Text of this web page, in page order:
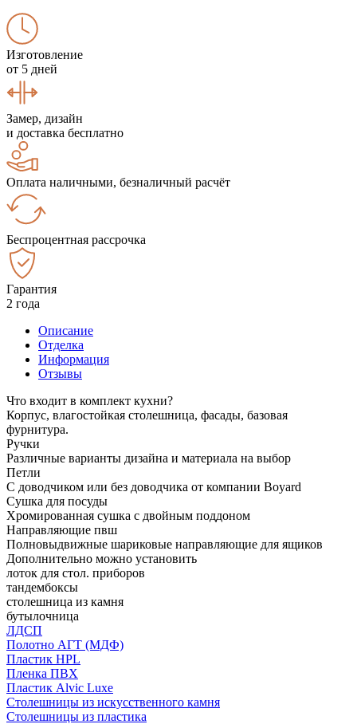
Изготовление
от 5 дней
Замер, дизайн
и доставка бесплатно
Оплата наличными, безналичный расчёт
Беспроцентная рассрочка
Гарантия
2 года
Описание
Отделка
Информация
Отзывы
Что входит в комплект кухни?
Корпус, влагостойкая столешница, фасады, базовая
фурнитура.
Ручки
Различные варианты дизайна и материала на выбор
Петли
С доводчиком или без доводчика от компании Boyard
Сушка для посуды
Хромированная сушка с двойным поддоном
Направляющие пвш
Полновыдвижные шариковые направляющие для ящиков
Дополнительно можно установить
лоток для стол. приборов
тандембоксы
столешница из камня
бутылочница
ЛДСП
Полотно АГТ (МДФ)
Пластик HPL
Пленка ПВХ
Пластик Alvic Luxe
Столешницы из искусственного камня
Столешницы из пластика